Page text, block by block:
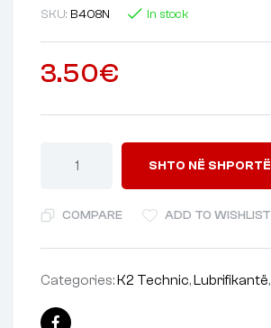
SKU: B408N In stock
3.50€
SHTO NË SHPORTË
COMPARE ADD TO WISHLIST
Categories:K2 Technic,Lubrifikantë,